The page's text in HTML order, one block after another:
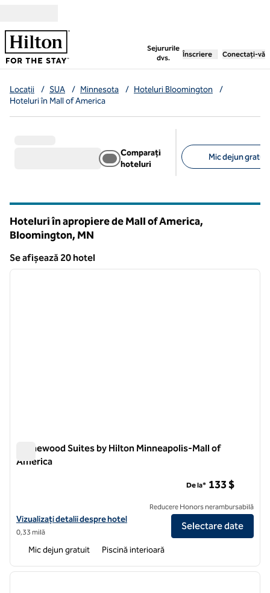
Sejururile
dvs.
, deschide o filă nouă
Înscriere Conectați-vă
Locații / SUA / Minnesota / Hoteluri Bloomington
/
Hoteluri în Mall of America
Comparați
hoteluri
Mic dejun
Hoteluri în apropiere de Mall of America,
Bloomington, MN
Se afișează 20 hotel
Se afișează 20 hotel
1 din 12
Homewood Suites by Hilton Minneapolis-Mall of
America
Vizualizați detaliile hotelului pentru Homewood Suites by Hilton
Vizualizați detalii despre hotel
0,33 milă
De la* 133 $
Reducere Honors nerambursabilă
Selectare date
Mic dejun gratuit Piscină interioară
1 din 12